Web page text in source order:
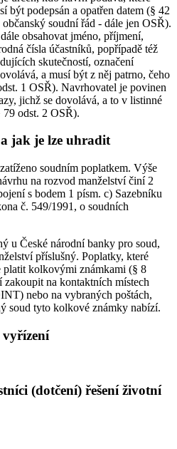
být podepsán a opatřen datem (§ 42
soudní řád - dále jen OSŘ).
obsahovat jméno, příjmení,
čísla účastníků, popřípadě též
skutečností, označení
a musí být z něj patrno, čeho
1 OSŘ). Navrhovatel je povinen
jichž se dovolává, a to v listinné
odst. 2 OSŘ).
jak je lze uhradit
soudním poplatkem. Výše
na rozvod manželství činí 2
s bodem 1 písm. c) Sazebníku
č. 549/1991, o soudních
u České národní banky pro soud,
příslušný. Poplatky, které
platit kolkovými známkami (§ 8
na kontaktních místech
nebo na vybraných poštách,
soud tyto kolkové známky nabízí.
(dotčení) řešení životní